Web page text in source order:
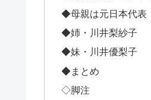
◆母親は元日本代表
◆姉・川井梨紗子
◆妹・川井優梨子
◆まとめ
◇脚注